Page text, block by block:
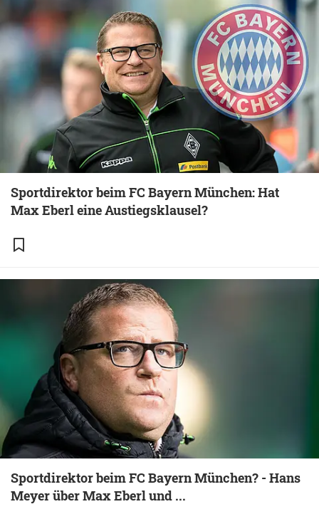
Sportdirektor beim FC Bayern München: Hat
Max Eberl eine Austiegsklausel?
Sportdirektor beim FC Bayern München? - Hans
Meyer über Max Eberl und ...